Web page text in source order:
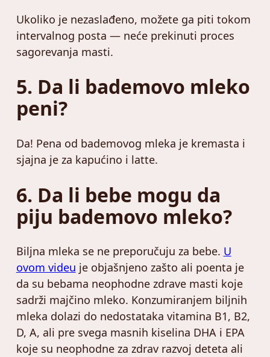
Ukoliko je nezaslađeno, možete ga piti tokom
intervalnog posta — neće prekinuti proces
sagorevanja masti.
5. Da li bademovo mleko
peni?
Da! Pena od bademovog mleka je kremasta i
sjajna je za kapućino i latte.
6. Da li bebe mogu da
piju bademovo mleko?
Biljna mleka se ne preporučuju za bebe. U
ovom videu je objašnjeno zašto ali poenta je
da su bebama neophodne zdrave masti koje
sadrži majčino mleko. Konzumiranjem biljnih
mleka dolazi do nedostataka vitamina B1, B2,
D, A, ali pre svega masnih kiselina DHA i EPA
koje su neophodne za zdrav razvoj deteta ali